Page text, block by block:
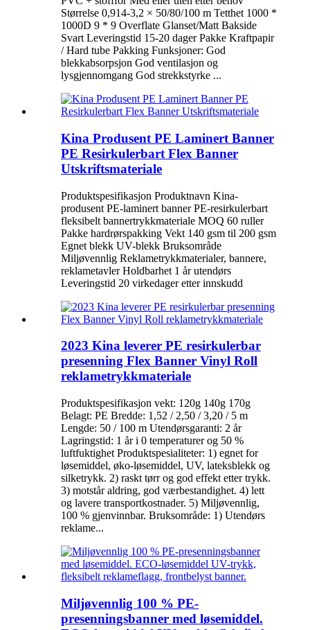
Størrelse 0,914-3,2 × 50/80/100 m Tetthet 1000 *
1000D 9 * 9 Overflate Glanset/Matt Bakside
Svart Leveringstid 15-20 dager Pakke Kraftpapir
/ Hard tube Pakking Funksjoner: God
blekkabsorpsjon God ventilasjon og
lysgjennomgang God strekkstyrke ...
Kina Produsent PE Laminert Banner
PE Resirkulerbart Flex Banner
Utskriftsmateriale
Produktspesifikasjon Produktnavn Kina-
produsent PE-laminert banner PE-resirkulerbart
fleksibelt bannertrykkmateriale MOQ 60 ruller
Pakke hardrørspakking Vekt 140 gsm til 200 gsm
Egnet blekk UV-blekk Bruksområde
Miljøvennlig Reklametrykkmaterialer, bannere,
reklametavler Holdbarhet 1 år utendørs
Leveringstid 20 virkedager etter innskudd
2023 Kina leverer PE resirkulerbar
presenning Flex Banner Vinyl Roll
reklametrykkmateriale
Produktspesifikasjon vekt: 120g 140g 170g
Belagt: PE Bredde: 1,52 / 2,50 / 3,20 / 5 m
Lengde: 50 / 100 m Utendørsgaranti: 2 år
Lagringstid: 1 år i 0 temperaturer og 50 %
luftfuktighet Produktspesialiteter: 1) egnet for
løsemiddel, øko-løsemiddel, UV, lateksblekk og
silketrykk. 2) raskt tørr og god effekt etter trykk.
3) motstår aldring, god værbestandighet. 4) lett
og lavere transportkostnader. 5) Miljøvennlig,
100 % gjenvinnbar. Bruksområde: 1) Utendørs
reklame...
Miljøvennlig 100 % PE-
presenningsbanner med løsemiddel.